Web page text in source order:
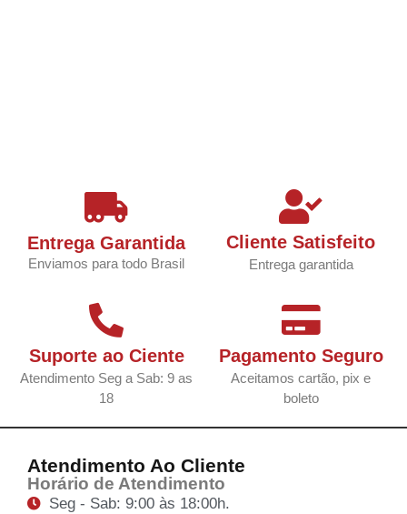
Entrega Garantida
Enviamos para todo Brasil
Cliente Satisfeito
Entrega garantida
Suporte ao Ciente
Atendimento Seg a Sab: 9 as
18
Pagamento Seguro
Aceitamos cartão, pix e
boleto
Atendimento Ao Cliente
Horário de Atendimento
Seg - Sab: 9:00 às 18:00h.